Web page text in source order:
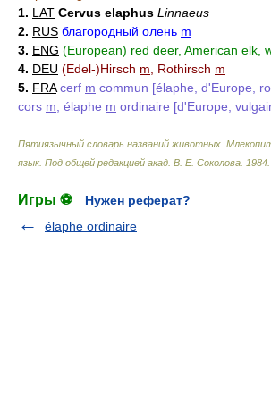
1. LAT Cervus elaphus Linnaeus
2. RUS благородный олень m
3. ENG (European) red deer, American elk,
4. DEU (Edel-)Hirsch m , Rothirsch m
5. FRA cerf m commun [élaphe, d'Europe,
cors m , élaphe m ordinaire [d'Europe,
Пятиязычный словарь названий животных.
язык. Под общей редакцией акад. В. Е. Соколова 1984
Игры ⚽
Нужен реферат?
élaphe ordinaire